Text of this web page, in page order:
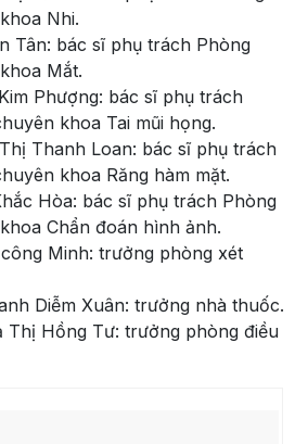
Nhi.
Tân: bác sĩ phụ trách Phòng
Mắt.
Phượng: bác sĩ phụ trách
khoa Tai mũi họng.
Thanh Loan: bác sĩ phụ trách
khoa Răng hàm mặt.
Hòa: bác sĩ phụ trách Phòng
Chẩn đoán hình ảnh.
Minh: trưởng phòng xét
Diễm Xuân: trưởng nhà thuốc.
Thị Hồng Tư: trưởng phòng điều